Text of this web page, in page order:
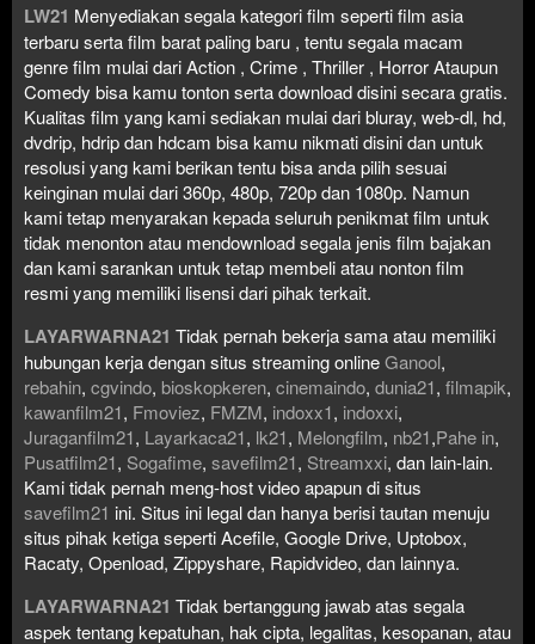
LW21 Menyediakan segala kategori film seperti film asia
terbaru serta film barat paling baru , tentu segala macam
genre film mulai dari Action , Crime , Thriller , Horror Ataupun
Comedy bisa kamu tonton serta download disini secara gratis.
Kualitas film yang kami sediakan mulai dari bluray, web-dl, hd,
dvdrip, hdrip dan hdcam bisa kamu nikmati disini dan untuk
resolusi yang kami berikan tentu bisa anda pilih sesuai
keinginan mulai dari 360p, 480p, 720p dan 1080p. Namun
kami tetap menyarakan kepada seluruh penikmat film untuk
tidak menonton atau mendownload segala jenis film bajakan
dan kami sarankan untuk tetap membeli atau nonton film
resmi yang memiliki lisensi dari pihak terkait.
LAYARWARNA21 Tidak pernah bekerja sama atau memiliki
hubungan kerja dengan situs streaming onlineGanool,
rebahin, cgvindo, bioskopkeren, cinemaindo, dunia21, filmapik,
kawanfilm21, Fmoviez, FMZM, indoxx1, indoxxi,
Juraganfilm21, Layarkaca21, lk21, Melongfilm, nb21,Pahe in,
Pusatfilm21, Sogafime, savefilm21, Streamxxi, dan lain-lain.
Kami tidak pernah meng-host video apapun di situs
savefilm21 ini. Situs ini legal dan hanya berisi tautan menuju
situs pihak ketiga seperti Acefile, Google Drive, Uptobox,
Racaty, Openload, Zippyshare, Rapidvideo, dan lainnya.
LAYARWARNA21 Tidak bertanggung jawab atas segala
aspek tentang kepatuhan, hak cipta, legalitas, kesopanan, atau